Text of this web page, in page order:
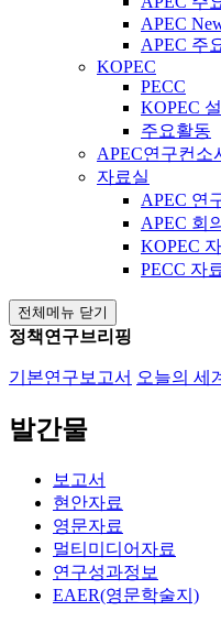
APEC
APEC 주
KOPEC
PECC
KOPEC
주요활동
APEC연구컨소
자료실
APEC 연
APEC 회
KOPEC
PECC 자
전체메뉴 닫기
정책연구브리핑
기본연구보고서 오늘의 세
발간물
보고서
현안자료
영문자료
멀티미디어자료
연구성과정보
EAER(영문학술지)